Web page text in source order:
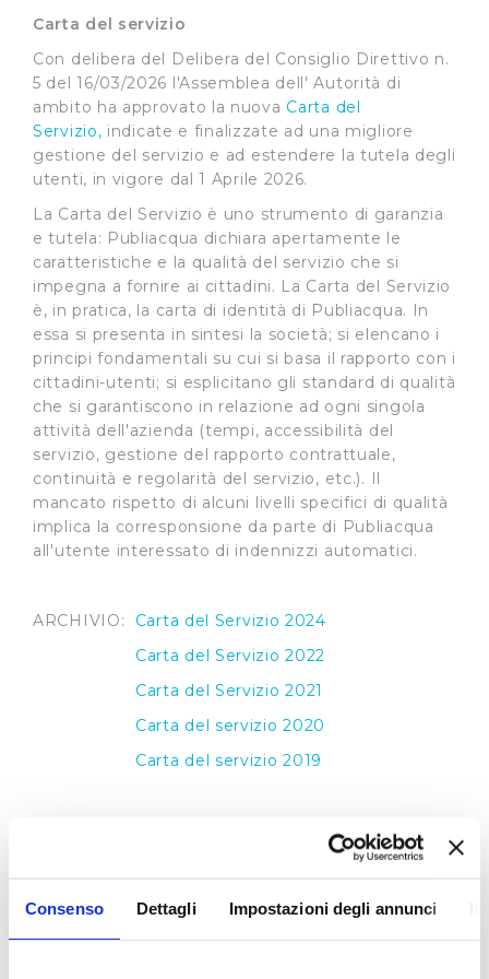
Consenso Dettagli Impostazioni degli annunci
Carta del servizio
Con delibera del Delibera del Consiglio Direttivo n.
5 del 16/03/2026 l'Assemblea dell' Autorità di
ambito ha approvato la nuova Carta del
Servizio, indicate e finalizzate ad una migliore
gestione del servizio e ad estendere la tutela degli
utenti, in vigore dal 1 Aprile 2026.
La Carta del Servizio è uno strumento di garanzia
e tutela: Publiacqua dichiara apertamente le
caratteristiche e la qualità del servizio che si
impegna a fornire ai cittadini. La Carta del Servizio
è, in pratica, la carta di identità di Publiacqua. In
essa si presenta in sintesi la società; si elencano i
principi fondamentali su cui si basa il rapporto con i
cittadini-utenti; si esplicitano gli standard di qualità
che si garantiscono in relazione ad ogni singola
attività dell'azienda (tempi, accessibilità del
servizio, gestione del rapporto contrattuale,
continuità e regolarità del servizio, etc.). Il
mancato rispetto di alcuni livelli specifici di qualità
implica la corresponsione da parte di Publiacqua
all'utente interessato di indennizzi automatici.
ARCHIVIO: Carta del Servizio 2024
Carta del Servizio 2022
Carta del Servizio 2021
Carta del servizio 2020
Carta del servizio 2019
Regolamento del Servizio Idrico Integrato
Il
Regolamento del Servizio Idrico Integrato
applicato da Publiacqua, recepisce le direttive